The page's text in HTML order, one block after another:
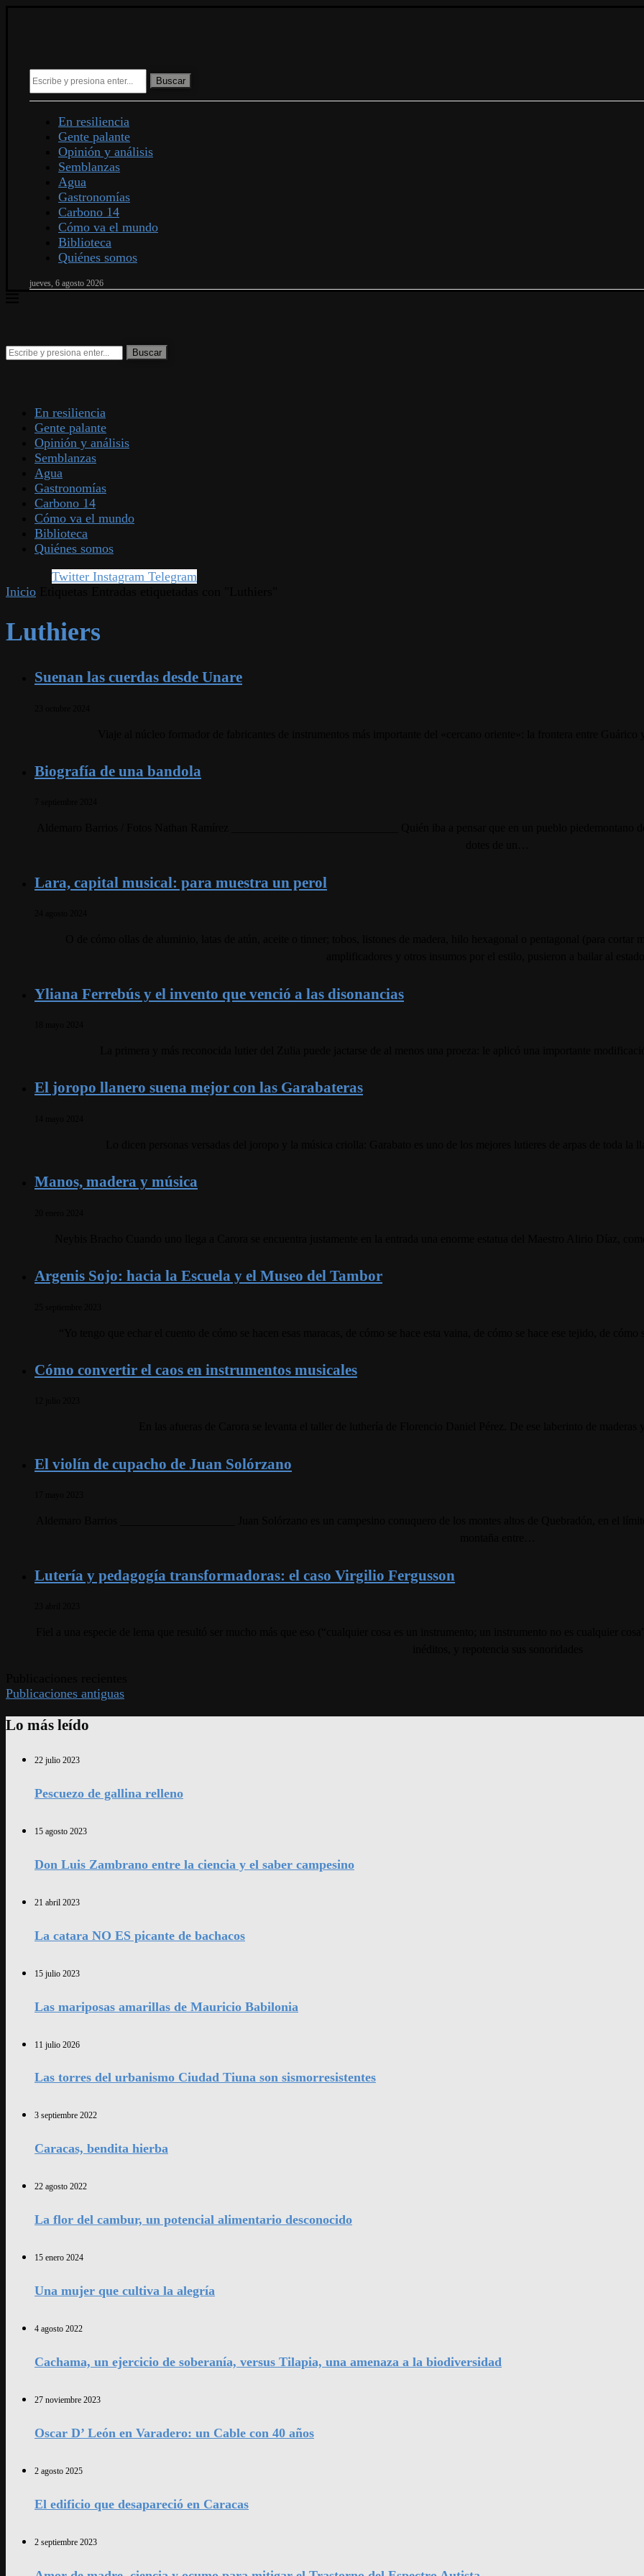
Buscar
En resiliencia
Gente palante
Opinión y análisis
Semblanzas
Agua
Gastronomías
Carbono 14
Cómo va el mundo
Biblioteca
Quiénes somos
jueves, 6 agosto 2026
En resiliencia
Gente palante
Opinión y análisis
Semblanzas
Agua
Gastronomías
Carbono 14
Cómo va el mundo
Biblioteca
Quiénes somos
Twitter Instagram Telegram
Inicio
Luthiers
Suenan las cuerdas desde Unare
Biografía de una bandola
Lara, capital musical: para muestra un perol
Yliana Ferrebús y el invento que venció a las disonancias
El joropo llanero suena mejor con las Garabateras
Manos, madera y música
Argenis Sojo: hacia la Escuela y el Museo del Tambor
Cómo convertir el caos en instrumentos musicales
El violín de cupacho de Juan Solórzano
Lutería y pedagogía transformadoras: el caso Virgilio Fergusson
Publicaciones antiguas
Lo más leído
22 julio 2023
Pescuezo de gallina relleno
15 agosto 2023
Don Luis Zambrano entre la ciencia y el saber campesino
21 abril 2023
La catara NO ES picante de bachacos
15 julio 2023
Las mariposas amarillas de Mauricio Babilonia
11 julio 2026
Las torres del urbanismo Ciudad Tiuna son sismorresistentes
3 septiembre 2022
Caracas, bendita hierba
22 agosto 2022
La flor del cambur, un potencial alimentario desconocido
15 enero 2024
Una mujer que cultiva la alegría
4 agosto 2022
Cachama, un ejercicio de soberanía, versus Tilapia, una amenaza a la biodiversidad
27 noviembre 2023
Oscar D’ León en Varadero: un Cable con 40 años
2 agosto 2025
El edificio que desapareció en Caracas
2 septiembre 2023